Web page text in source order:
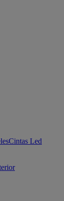
Cintas Led